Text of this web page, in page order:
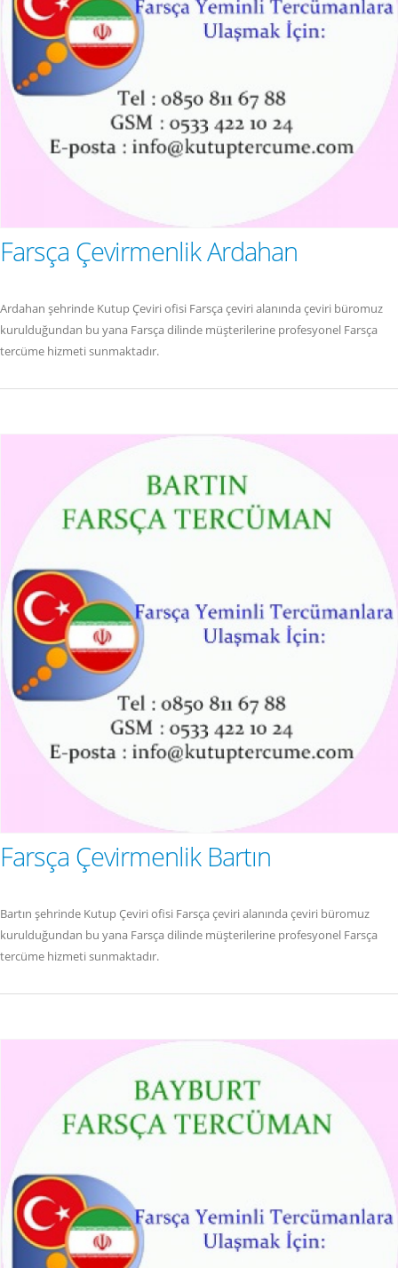
Farsça Çevirmenlik Ardahan
Ardahan şehrinde Kutup Çeviri ofisi Farsça çeviri alanında çeviri büromuz
kurulduğundan bu yana Farsça dilinde müşterilerine profesyonel Farsça
tercüme hizmeti sunmaktadır.
Farsça Çevirmenlik Bartın
Bartın şehrinde Kutup Çeviri ofisi Farsça çeviri alanında çeviri büromuz
kurulduğundan bu yana Farsça dilinde müşterilerine profesyonel Farsça
tercüme hizmeti sunmaktadır.